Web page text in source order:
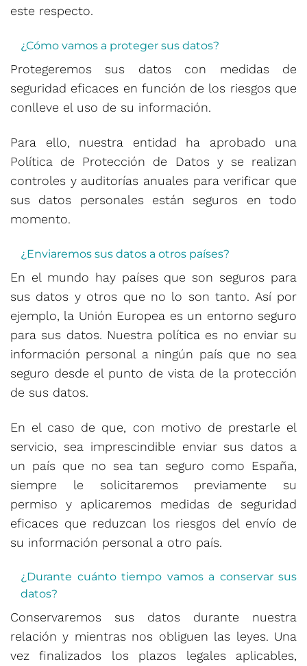
este respecto.
¿Cómo vamos a proteger sus datos?
Protegeremos sus datos con medidas de
seguridad eficaces en función de los riesgos que
conlleve el uso de su información.
Para ello, nuestra entidad ha aprobado una
Política de Protección de Datos y se realizan
controles y auditorías anuales para verificar que
sus datos personales están seguros en todo
momento.
¿Enviaremos sus datos a otros países?
En el mundo hay países que son seguros para
sus datos y otros que no lo son tanto. Así por
ejemplo, la Unión Europea es un entorno seguro
para sus datos. Nuestra política es no enviar su
información personal a ningún país que no sea
seguro desde el punto de vista de la protección
de sus datos.
En el caso de que, con motivo de prestarle el
servicio, sea imprescindible enviar sus datos a
un país que no sea tan seguro como España,
siempre le solicitaremos previamente su
permiso y aplicaremos medidas de seguridad
eficaces que reduzcan los riesgos del envío de
su información personal a otro país.
¿Durante cuánto tiempo vamos a conservar sus
datos?
Conservaremos sus datos durante nuestra
relación y mientras nos obliguen las leyes. Una
vez finalizados los plazos legales aplicables,